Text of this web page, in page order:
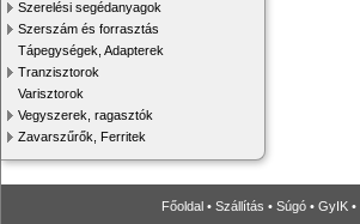
Szerelési segédanyagok
Szerszám és forrasztás
Tápegységek, Adapterek
Tranzisztorok
Varisztorok
Vegyszerek, ragasztók
Zavarszűrők, Ferritek
Főoldal • Szállítás • Súgó • GyIK •